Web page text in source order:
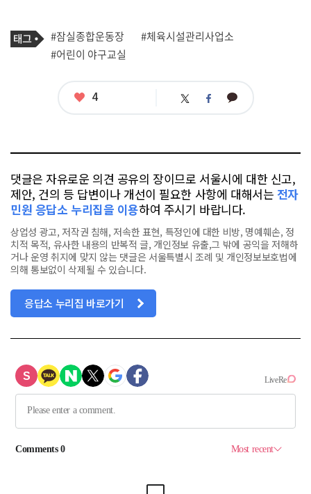
기
사
관
련
태
그
#잠실종합운동장
#체육시설관리사업소
#어린이 야구교실
좋
4 트 페 카
댓글은 자유로운 의견 공유의 장이므로 서울시에 대한 신고,
제안, 건의 등 답변이나 개선이 필요한 사항에 대해서는 전자
민원 응답소 누리집을 이용하여 주시기 바랍니다.
상업성 광고, 저작권 침해, 저속한 표현, 특정인에 대한 비방, 명예훼손, 정
치적 목적, 유사한 내용의 반복적 글, 개인정보 유출,그 밖에 공익을 저해하
거나 운영 취지에 맞지 않는 댓글은 서울특별시 조례 및 개인정보보호법에
의해 통보없이 삭제될 수 있습니다.
응답소 누리집 바로가기